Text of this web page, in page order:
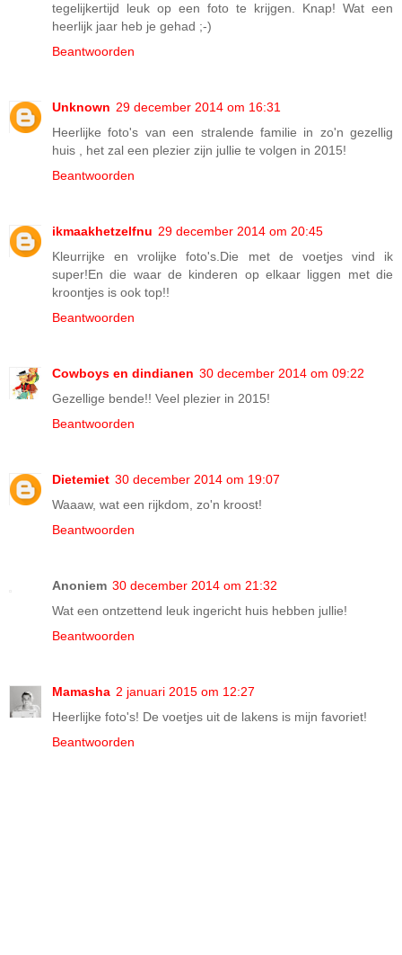
tegelijkertijd leuk op een foto te krijgen. Knap! Wat een
heerlijk jaar heb je gehad ;-)
Beantwoorden
Unknown 29 december 2014 om 16:31
Heerlijke foto's van een stralende familie in zo'n gezellig
huis , het zal een plezier zijn jullie te volgen in 2015!
Beantwoorden
ikmaakhetzelfnu 29 december 2014 om 20:45
Kleurrijke en vrolijke foto's.Die met de voetjes vind ik
super!En die waar de kinderen op elkaar liggen met die
kroontjes is ook top!!
Beantwoorden
Cowboys en dindianen 30 december 2014 om 09:22
Gezellige bende!! Veel plezier in 2015!
Beantwoorden
Dietemiet 30 december 2014 om 19:07
Waaaw, wat een rijkdom, zo'n kroost!
Beantwoorden
Anoniem 30 december 2014 om 21:32
Wat een ontzettend leuk ingericht huis hebben jullie!
Beantwoorden
Mamasha 2 januari 2015 om 12:27
Heerlijke foto's! De voetjes uit de lakens is mijn favoriet!
Beantwoorden